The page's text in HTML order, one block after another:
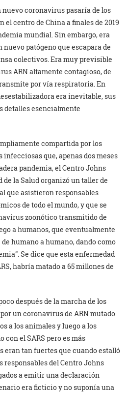
nuevo coronavirus pasaría de los
el centro de China a finales de 2019
mundial. Sin embargo, era
patógeno que escapara de
colectivos. Era muy previsible
ARN altamente contagioso, de
por vía respiratoria. En
era inevitable, sus
detalles esencialmente
compartida por los
que, apenas dos meses
pandemia, el Centro Johns
la Salud organizó un taller de
que asistieron responsables
de todo el mundo, y que se
zoonótico transmitido de
a humanos, que eventualmente
humano a humano, dando como
Se dice que esta enfermedad
habría matado a 65 millones de
después de la marcha de los
un coronavirus de ARN mutado
a los animales y luego a los
con el SARS pero es más
eran tan fuertes que cuando estalló
responsables del Centro Johns
a emitir una declaración
era ficticio y no suponía una